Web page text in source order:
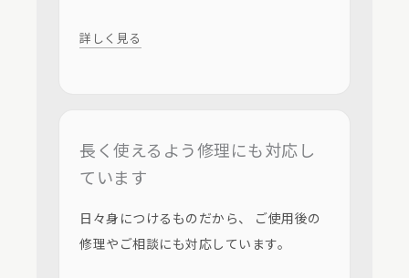
詳しく見る
長く使えるよう修理にも対応し
ています
日々身につけるものだから、 ご使用後の
修理やご相談にも対応しています。